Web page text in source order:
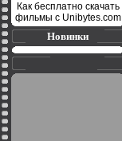
Как бесплатно скачать
фильмы с Unibytes.com
Новинки